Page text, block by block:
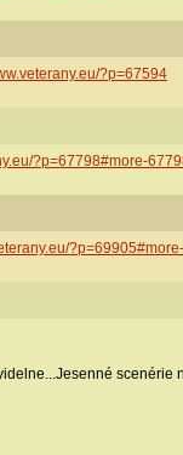
?p=67594
?p=67798#more-